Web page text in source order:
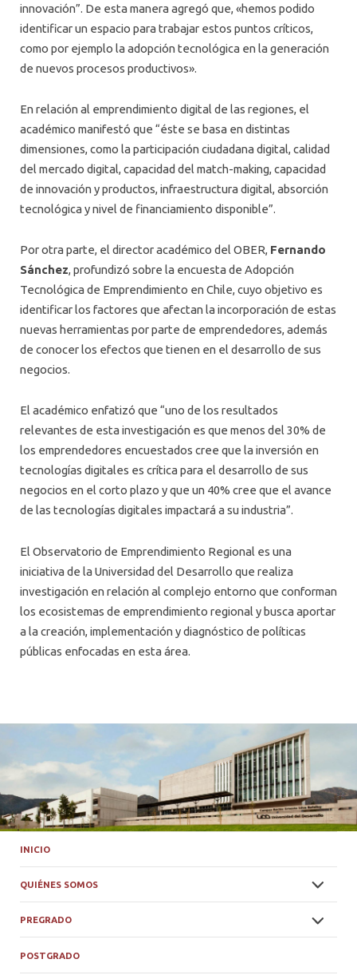
innovación”. De esta manera agregó que, «hemos podido
identificar un espacio para trabajar estos puntos críticos,
como por ejemplo la adopción tecnológica en la generación
de nuevos procesos productivos».
En relación al emprendimiento digital de las regiones, el
académico manifestó que “éste se basa en distintas
dimensiones, como la participación ciudadana digital, calidad
del mercado digital, capacidad del match-making, capacidad
de innovación y productos, infraestructura digital, absorción
tecnológica y nivel de financiamiento disponible”.
Por otra parte, el director académico del OBER, Fernando
Sánchez, profundizó sobre la encuesta de Adopción
Tecnológica de Emprendimiento en Chile, cuyo objetivo es
identificar los factores que afectan la incorporación de estas
nuevas herramientas por parte de emprendedores, además
de conocer los efectos que tienen en el desarrollo de sus
negocios.
El académico enfatizó que “uno de los resultados
relevantes de esta investigación es que menos del 30% de
los emprendedores encuestados cree que la inversión en
tecnologías digitales es crítica para el desarrollo de sus
negocios en el corto plazo y que un 40% cree que el avance
de las tecnologías digitales impactará a su industria”.
El Observatorio de Emprendimiento Regional es una
iniciativa de la Universidad del Desarrollo que realiza
investigación en relación al complejo entorno que conforman
los ecosistemas de emprendimiento regional y busca aportar
a la creación, implementación y diagnóstico de políticas
públicas enfocadas en esta área.
INICIO
QUIÉNES SOMOS
PREGRADO
POSTGRADO